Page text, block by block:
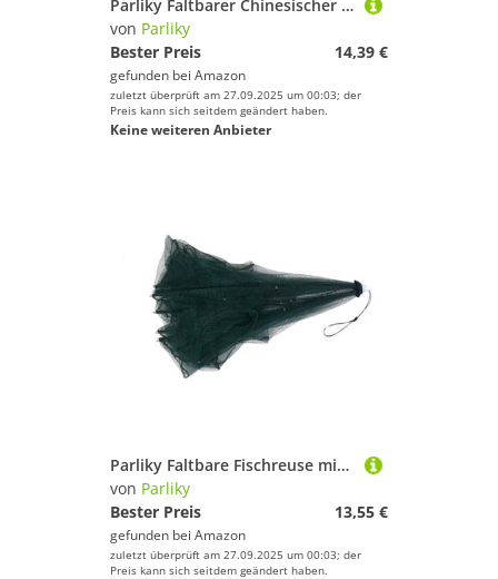
Parliky Faltbarer Chinesischer Tai Chi Handfächer aus Edelstahl Leichter Performance Fan für Kung Fu Tanz Langlebiger -Fan in Elegantem Schwarz
von Parliky
Bester Preis
14,39 €
gefunden bei Amazon
zuletzt überprüft am 27.09.2025 um 00:03; der
Preis kann sich seitdem geändert haben.
Keine weiteren Anbieter
Parliky Faltbare Fischreuse mit Robustem Nylonnetz Zusammenklappbar für Einfachen Transport Wasserdichtes Angelnetz mit Reißverschlussboden Tragbar für Angler und Fischfang im Freien
von Parliky
Bester Preis
13,55 €
gefunden bei Amazon
zuletzt überprüft am 27.09.2025 um 00:03; der
Preis kann sich seitdem geändert haben.